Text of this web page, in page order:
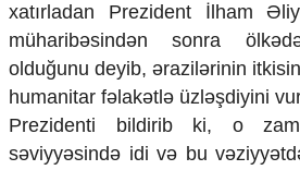
xatırladan Prezident İlham
müharibəsindən sonra
olduğunu deyib, ərazilərinin
humanitar fəlakətlə üzləşdiyini
Prezidenti bildirib ki, o
səviyyəsində idi və bu